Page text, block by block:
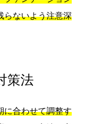
らないよう注意深
策法
に合わせて調整す